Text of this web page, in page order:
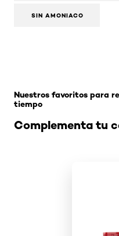
SIN AMONIACO
Complementa tu
Nuestros favoritos para
tiempo